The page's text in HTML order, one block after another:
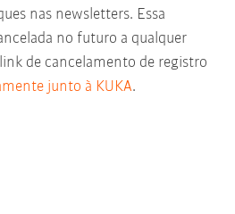
nas newsletters. Essa
no futuro a qualquer
de cancelamento de registro
junto à KUKA.